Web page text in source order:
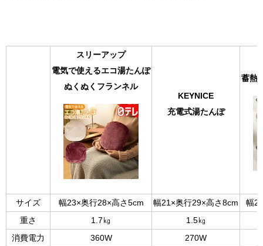
スリーアップ
電気で使えるエコ湯たんぽ
ぬくぬくフランネル
KEYNICE
充電式湯たんぽ
蓄熱
サイズ 幅23×奥行28×高さ5cm 幅21×奥行29×高さ8cm
幅
重さ
1.7㎏
1.5㎏
消費電力
360W
270W